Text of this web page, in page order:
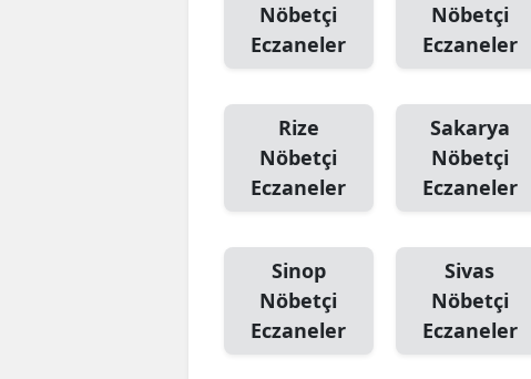
Nöbetçi
Eczaneler
Nöbetçi
Eczaneler
Rize
Nöbetçi
Eczaneler
Sakarya
Nöbetçi
Eczaneler
Sinop
Nöbetçi
Eczaneler
Sivas
Nöbetçi
Eczaneler